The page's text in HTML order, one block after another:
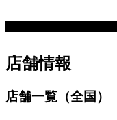
店舗情報
店舗一覧（全国）